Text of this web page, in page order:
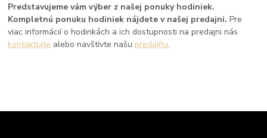
Predstavujeme vám výber z našej ponuky hodiniek.
Kompletnú ponuku hodiniek nájdete v našej predajni. Pre
viac informácií o hodinkách a ich dostupnosti na predajni nás
kontaktujte alebo navštívte našu predajňu.